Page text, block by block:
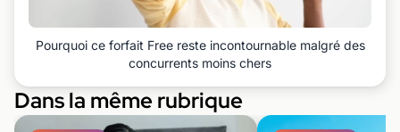
Pourquoi ce forfait Free reste incontournable malgré des
concurrents moins chers
Dans la même rubrique